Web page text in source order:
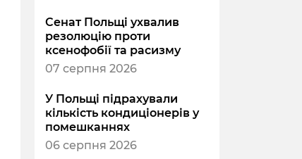
Сенат Польщі ухвалив
резолюцію проти
ксенофобії та расизму
07 серпня 2026
У Польщі підрахували
кількість кондиціонерів у
помешканнях
06 серпня 2026